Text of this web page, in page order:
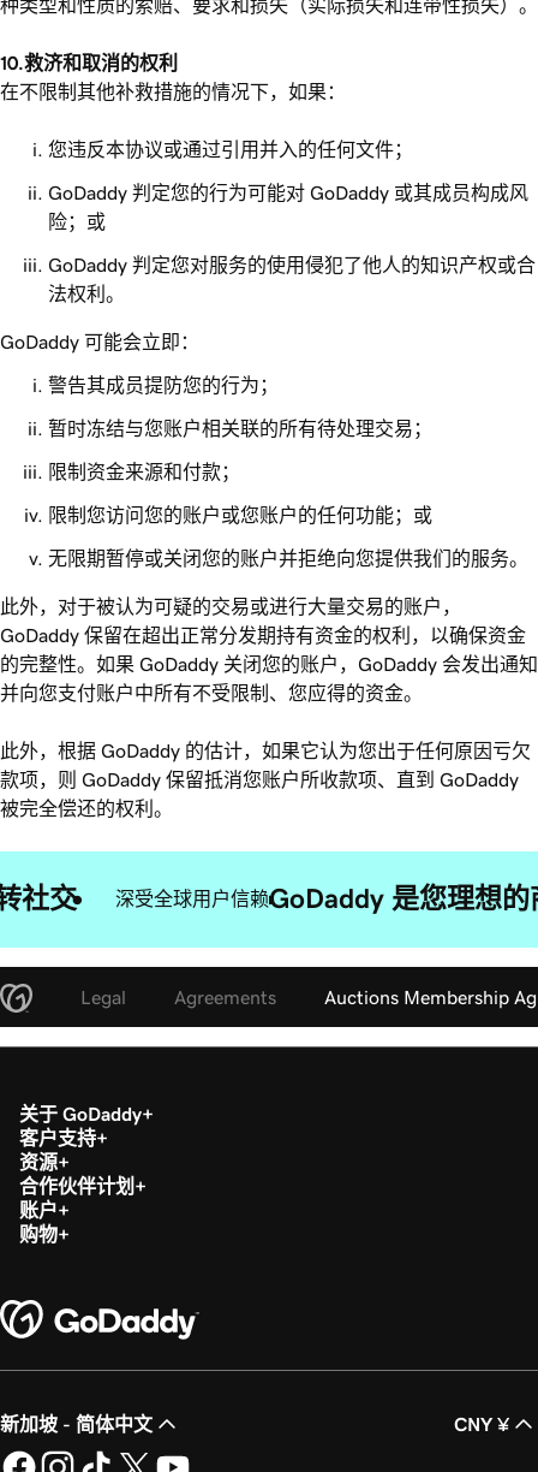
种类型和性质的索赔、要求和损失（实际损失和连带性损失）。
10.救济和取消的权利
在不限制其他补救措施的情况下，如果：
您违反本协议或通过引用并入的任何文件；
GoDaddy 判定您的行为可能对 GoDaddy 或其成员构成风
险；或
GoDaddy 判定您对服务的使用侵犯了他人的知识产权或合
法权利。
GoDaddy 可能会立即：
警告其成员提防您的行为；
暂时冻结与您账户相关联的所有待处理交易；
限制资金来源和付款；
限制您访问您的账户或您账户的任何功能；或
无限期暂停或关闭您的账户并拒绝向您提供我们的服务。
此外，对于被认为可疑的交易或进行大量交易的账户，
GoDaddy 保留在超出正常分发期持有资金的权利，以确保资金
的完整性。如果 GoDaddy 关闭您的账户，GoDaddy 会发出通知
并向您支付账户中所有不受限制、您应得的资金。
此外，根据 GoDaddy 的估计，如果它认为您出于任何原因亏欠
款项，则 GoDaddy 保留抵消您账户所收款项、直到 GoDaddy
被完全偿还的权利。
社交 深受全球用户信赖GoDaddy 是您理想
Legal Agreements Auctions Membership
关于 GoDaddy
客户支持
资源
合作伙伴计划
账户
购物
新加坡 - 简体中文 CNY ¥